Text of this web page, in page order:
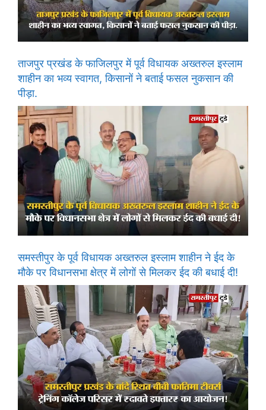
ताजपुर प्रखंड के फाजिलपुर में पूर्व विधायक अख्तरुल इस्लाम
शाहीन का भव्य स्वागत, किसानों ने बताई फसल नुकसान की
पीड़ा.
समस्तीपुर के पूर्व विधायक अख्तरुल इस्लाम शाहीन ने ईद के
मौके पर विधानसभा क्षेत्र में लोगों से मिलकर ईद की बधाई दी!